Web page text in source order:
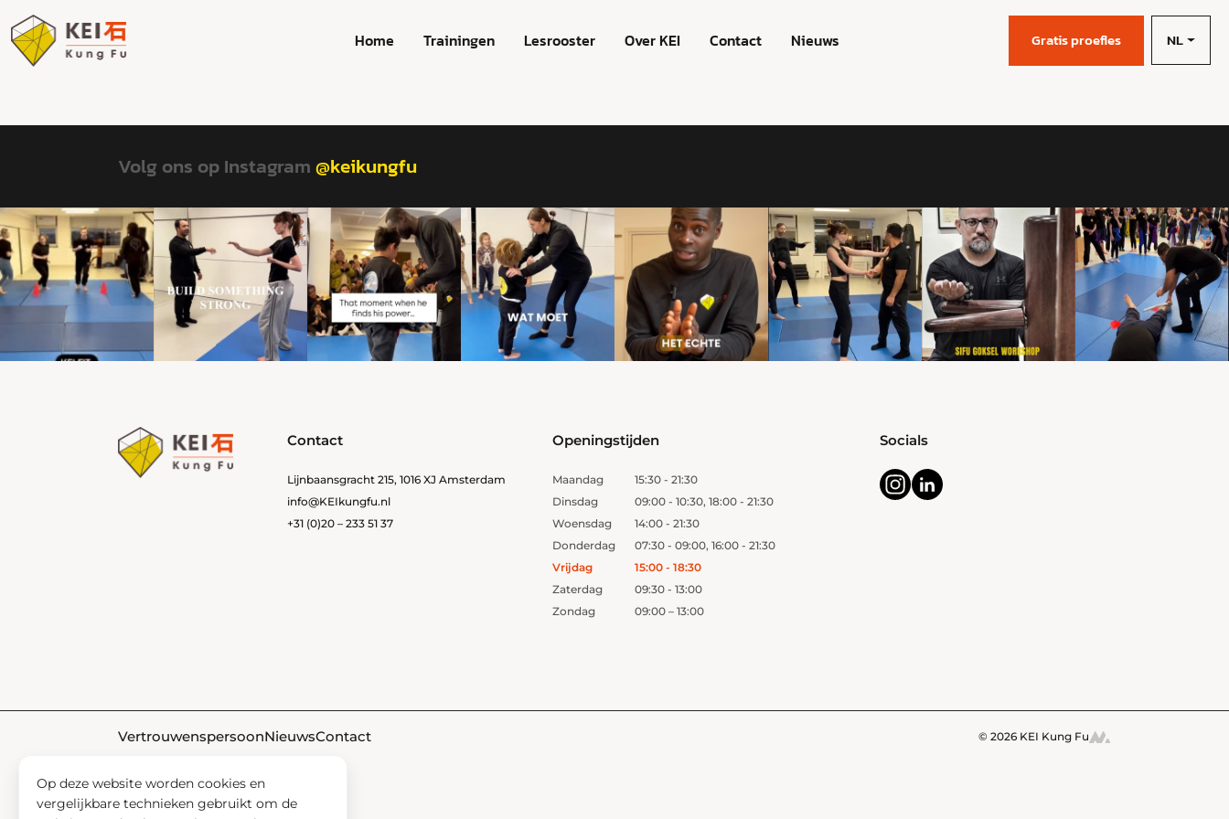
Home Trainingen Lesrooster Over KEI Contact Nieuws Gratis proefles NL
Volg ons op Instagram@keikungfu
Contact
Lijnbaansgracht 215, 1016 XJ Amsterdam
info@KEIkungfu.nl
+31 (0)20 – 233 51 37
Openingstijden
Maandag
15:30 - 21:30
Dinsdag
09:00 - 10:30, 18:00 - 21:30
Woensdag
14:00 - 21:30
Donderdag
07:30 - 09:00, 16:00 - 21:30
Vrijdag
15:00 - 18:30
Zaterdag
09:30 - 13:00
Zondag
09:00 – 13:00
Socials
VertrouwenspersoonNieuwsContact © 2026 KEI Kung Fu
Op deze website worden cookies en
vergelijkbare technieken gebruikt om de